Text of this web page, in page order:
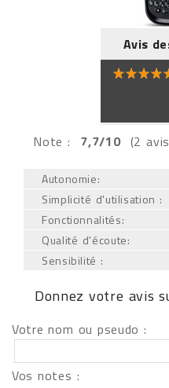
Avis
Note : 7,7/10 (2
Autonomie:
Simplicité d'utilisation :
Fonctionnalités:
Qualité d'écoute:
Sensibilité :
Donnez votre avis
Votre nom ou pseudo :
Vos notes :